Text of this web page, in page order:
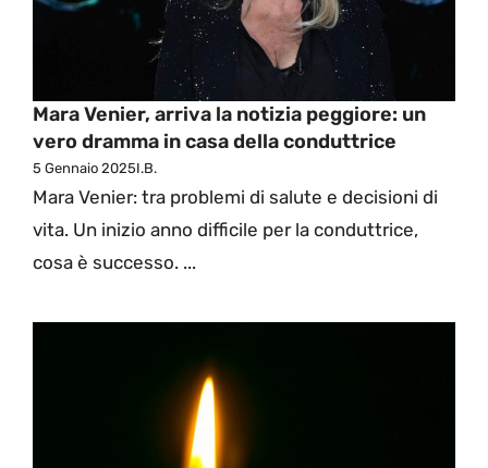
Mara Venier, arriva la notizia peggiore: un
vero dramma in casa della conduttrice
5 Gennaio 2025I.B.
Mara Venier: tra problemi di salute e decisioni di
vita. Un inizio anno difficile per la conduttrice,
cosa è successo. ...